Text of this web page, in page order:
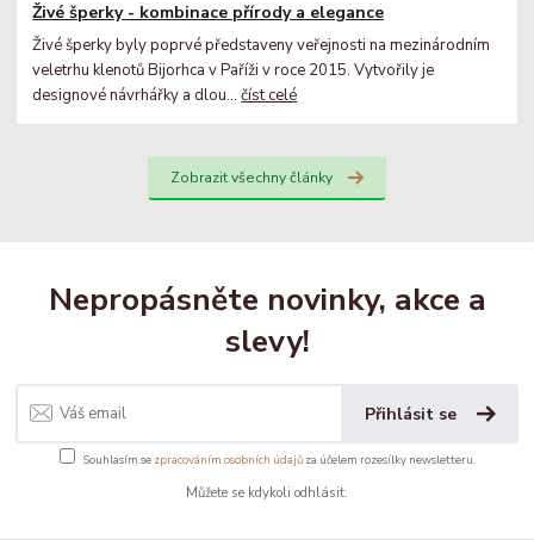
Živé šperky - kombinace přírody a elegance
Živé šperky byly poprvé představeny veřejnosti na mezinárodním
veletrhu klenotů Bijorhca v Paříži v roce 2015. Vytvořily je
designové návrhářky a dlou...číst celé
Zobrazit všechny články
Nepropásněte novinky, akce a
slevy!
Přihlásit se
Souhlasím se zpracováním osobních údajůza účelem rozesílky newsletteru.
Můžete se kdykoli odhlásit.